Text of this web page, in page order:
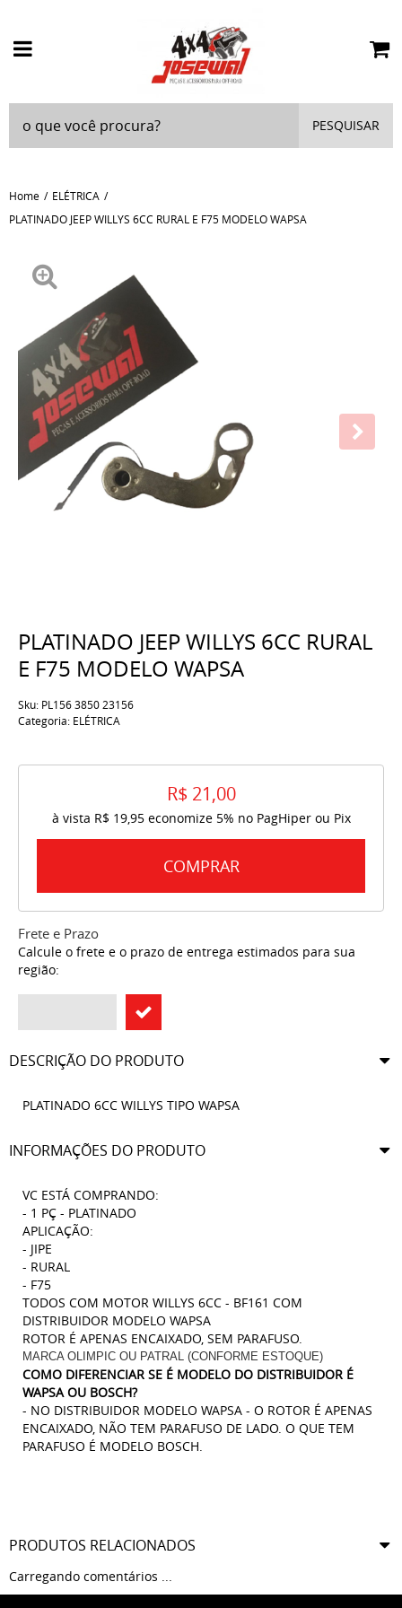
PESQUISAR
Home
ELÉTRICA
PLATINADO JEEP WILLYS 6CC RURAL E F75 MODELO WAPSA
PLATINADO JEEP WILLYS 6CC RURAL
E F75 MODELO WAPSA
Sku: PL156 3850 23156
Categoria: ELÉTRICA
R$ 21,00
à vista R$ 19,95economize 5% no PagHiper ou Pix
COMPRAR
Frete e Prazo
Calcule o frete e o prazo de entrega estimados para sua
região:
DESCRIÇÃO DO PRODUTO
PLATINADO 6CC WILLYS TIPO WAPSA
INFORMAÇÕES DO PRODUTO
VC ESTÁ COMPRANDO:
- 1 PÇ - PLATINADO
APLICAÇÃO:
- JIPE
- RURAL
- F75
TODOS COM MOTOR WILLYS 6CC - BF161 COM
DISTRIBUIDOR MODELO WAPSA
ROTOR É APENAS ENCAIXADO, SEM PARAFUSO.
MARCA OLIMPIC OU PATRAL (CONFORME ESTOQUE)
COMO DIFERENCIAR SE É MODELO DO DISTRIBUIDOR É
WAPSA OU BOSCH?
- NO DISTRIBUIDOR MODELO WAPSA - O ROTOR É APENAS
ENCAIXADO, NÃO TEM PARAFUSO DE LADO. O QUE TEM
PARAFUSO É MODELO BOSCH.
PRODUTOS RELACIONADOS
Carregando comentários ...